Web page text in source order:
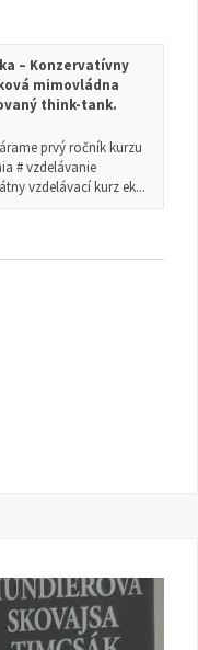
– Konzervatívny
mimovládna
think-tank.
prvý ročník kurzu
# vzdelávanie
vzdelávací kurz ek...